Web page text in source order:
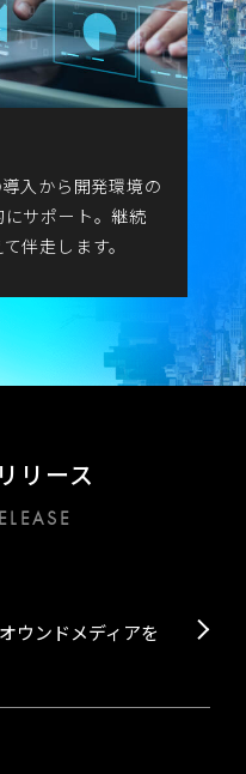
入から開発環境の
サポート。継続
伴走します。
リース
ウンドメディアを